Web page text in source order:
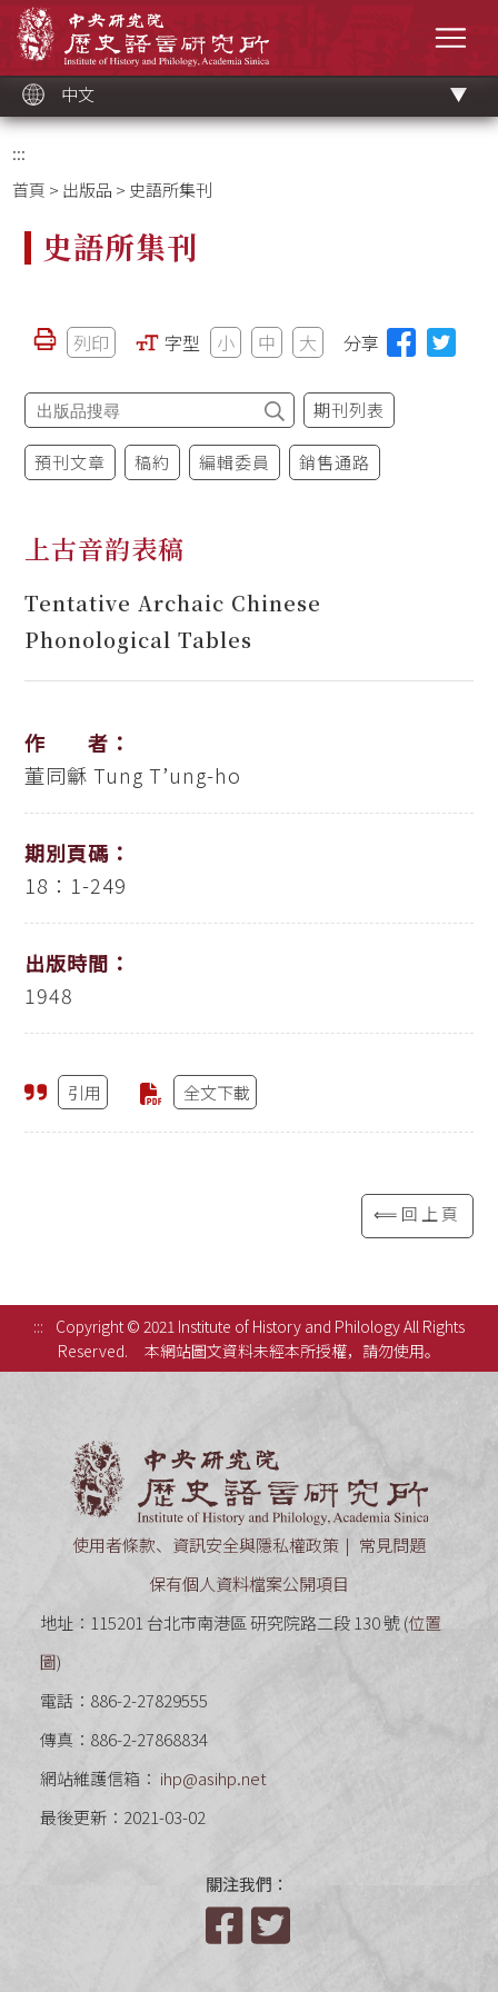
中文
:::
首頁 > 出版品 > 史語所集刊
史語所集刊
列印 字型 小 中 大 分享
期刊列表
預刊文章 稿約 編輯委員 銷售通路
上古音韵表稿
Tentative Archaic Chinese
Phonological Tables
作 者：
董同龢 Tung T’ung-ho
期別頁碼：
18：1-249
出版時間：
1948
引用 全文下載
⟸回上頁
:::
Copyright © 2021 Institute of History and Philology All Rights
Reserved.
本網站圖文資料未經本所授權，請勿使用。
使用者條款、資訊安全與隱私權政策
常見問題
保有個人資料檔案公開項目
地址：115201 台北市南港區 研究院路二段 130 號 (位置
圖)
電話：886-2-27829555
傳真：886-2-27868834
網站維護信箱： ihp@asihp.net
最後更新：2021-03-02
關注我們：
Facebook